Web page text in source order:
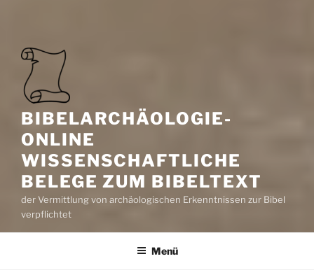
BIBELARCHÄOLOGIE-
ONLINE
WISSENSCHAFTLICHE
BELEGE ZUM BIBELTEXT
der Vermittlung von archäologischen Erkenntnissen zur Bibel
verpflichtet
Menü